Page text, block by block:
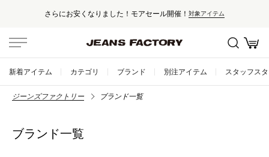
さらにお安くなりました！モアセール開催！ 対象アイテム
新着アイテム カテゴリ ブランド 別注アイテム スタッフス
ジーンズファクトリー ブランド一覧
ブランド一覧